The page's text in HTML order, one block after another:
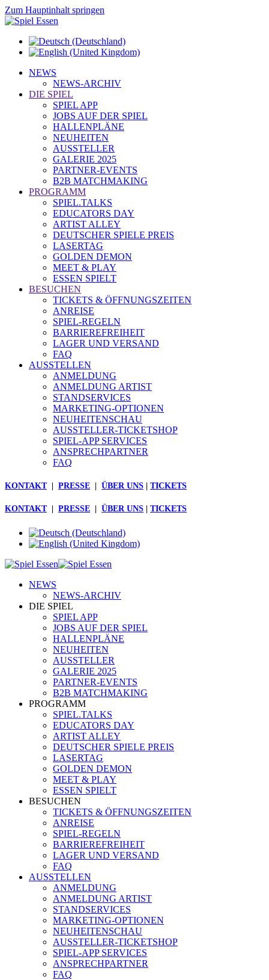
Zum Hauptinhalt springen
NEWS
NEWS-ARCHIV
DIE SPIEL
SPIEL APP
JOBS AUF DER SPIEL
HALLENPLÄNE
NEUHEITEN
AUSSTELLER
GALERIE 2025
PARTNER-EVENTS
B2B MATCHMAKING
PROGRAMM
SPIEL.TALKS
EDUCATORS DAY
ARTIST ALLEY
DEUTSCHER SPIELE PREIS
LASERTAG
GOLDEN DEMON
MEET & PLAY
ESSEN SPIELT
BESUCHEN
TICKETS & ÖFFNUNGSZEITEN
ANREISE
SPIEL-REGELN
BARRIEREFREIHEIT
LAGER UND VERSAND
FAQ
AUSSTELLEN
ANMELDUNG
ANMELDUNG ARTIST
STANDSERVICES
MARKETING-OPTIONEN
NEUHEITENSCHAU
AUSSTELLER-TICKETSHOP
SPIEL-APP SERVICES
ANSPRECHPARTNER
FAQ
KONTAKT| PRESSE ÜBER UNS TICKETS
KONTAKT| PRESSE ÜBER UNS TICKETS
NEWS
NEWS-ARCHIV
DIE SPIEL
SPIEL APP
JOBS AUF DER SPIEL
HALLENPLÄNE
NEUHEITEN
AUSSTELLER
GALERIE 2025
PARTNER-EVENTS
B2B MATCHMAKING
PROGRAMM
SPIEL.TALKS
EDUCATORS DAY
ARTIST ALLEY
DEUTSCHER SPIELE PREIS
LASERTAG
GOLDEN DEMON
MEET & PLAY
ESSEN SPIELT
BESUCHEN
TICKETS & ÖFFNUNGSZEITEN
ANREISE
SPIEL-REGELN
BARRIEREFREIHEIT
LAGER UND VERSAND
FAQ
AUSSTELLEN
ANMELDUNG
ANMELDUNG ARTIST
STANDSERVICES
MARKETING-OPTIONEN
NEUHEITENSCHAU
AUSSTELLER-TICKETSHOP
SPIEL-APP SERVICES
ANSPRECHPARTNER
FAQ